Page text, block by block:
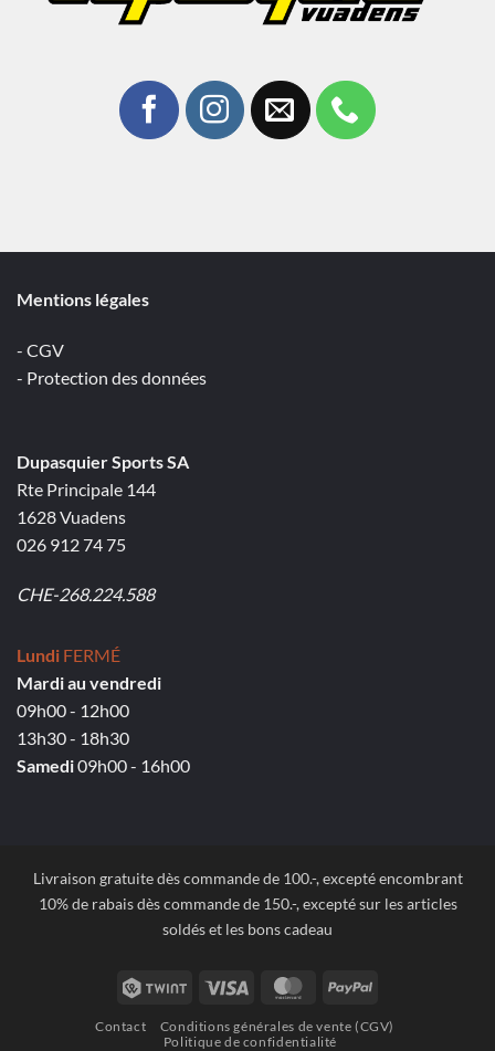
Mentions légales
- CGV
- Protection des données
Dupasquier Sports SA
Rte Principale 144
1628 Vuadens
026 912 74 75
CHE-268.224.588
Lundi FERMÉ
Mardi au vendredi
09h00 - 12h00
13h30 - 18h30
Samedi09h00 - 16h00
Livraison gratuite dès commande de 100.-, excepté encombrant
10% de rabais dès commande de 150.-, excepté sur les articles
soldés et les bons cadeau
Twint Visa MasterCardPayPal
Contact
Conditions générales de vente (CGV)
Politique de confidentialité